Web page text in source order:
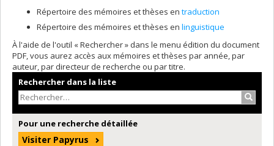
Répertoire des mémoires et thèses en traduction
Répertoire des mémoires et thèses en linguistique
À l'aide de l'outil « Rechercher » dans le menu édition du document
PDF, vous aurez accès aux mémoires et thèses par année, par
auteur, par directeur de recherche ou par titre.
Rechercher dans la liste
Pour une recherche détaillée
Visiter Papyrus